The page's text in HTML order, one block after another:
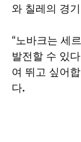
와 칠레의 경
“노바크는 세
발전할 수 있
여 뛰고 싶어
다.